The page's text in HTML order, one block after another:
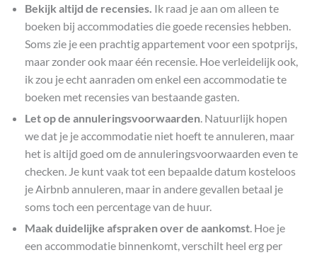
Bekijk altijd de recensies. Ik raad je aan om alleen te
boeken bij accommodaties die goede recensies hebben.
Soms zie je een prachtig appartement voor een spotprijs,
maar zonder ook maar één recensie. Hoe verleidelijk ook,
ik zou je echt aanraden om enkel een accommodatie te
boeken met recensies van bestaande gasten.
Let op de annuleringsvoorwaarden . Natuurlijk hopen
we dat je je accommodatie niet hoeft te annuleren, maar
het is altijd goed om de annuleringsvoorwaarden even te
checken. Je kunt vaak tot een bepaalde datum kosteloos
je Airbnb annuleren, maar in andere gevallen betaal je
soms toch een percentage van de huur.
Maak duidelijke afspraken over de aankomst . Hoe je
een accommodatie binnenkomt, verschilt heel erg per